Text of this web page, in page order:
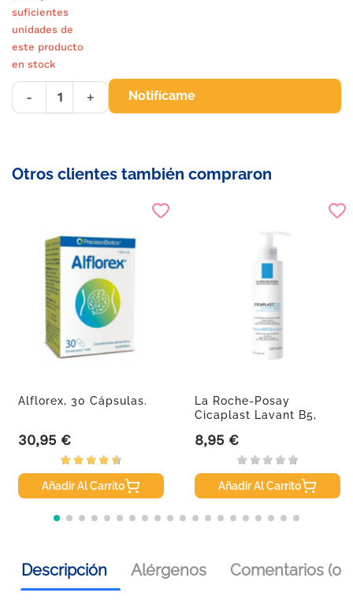
suficientes
unidades de
este producto
en stock
- + Notifícame
Otros clientes también compraron
Alflorex, 30 Cápsulas.
Precio
30,95 €
Añadir Al Carrito
La Roche-Posay
Cicaplast Lavant B5,
Precio
8,95 €
Añadir Al Carrito
Descripción Alérgenos Comentarios (0)